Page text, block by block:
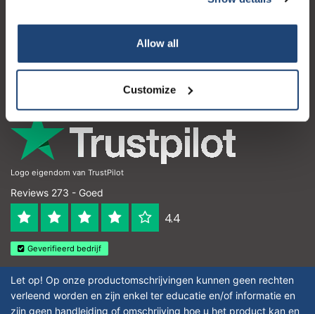
Allow all
Customize
Contactgegevens
Logo eigendom van TrustPilot
Reviews 273 - Goed
4.4
Geverifieerd bedrijf
Let op! Op onze productomschrijvingen kunnen geen rechten
verleend worden en zijn enkel ter educatie en/of informatie en
zijn geen handleiding of omschrijving hoe u het product kan en